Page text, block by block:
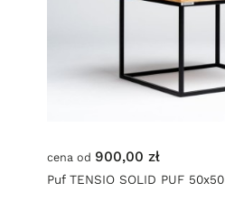
cena od 900,00 zł
Puf TENSIO SOLID PUF 50x50